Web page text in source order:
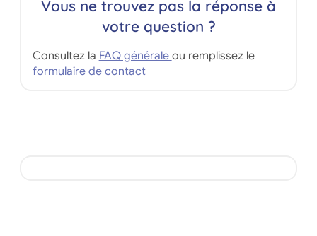
Vous ne trouvez pas la réponse à
votre question ?
Consultez la FAQ générale ou remplissez le
formulaire de contact